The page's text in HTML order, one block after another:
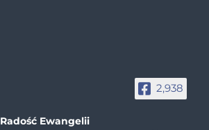
2,938
Radość Ewangelii